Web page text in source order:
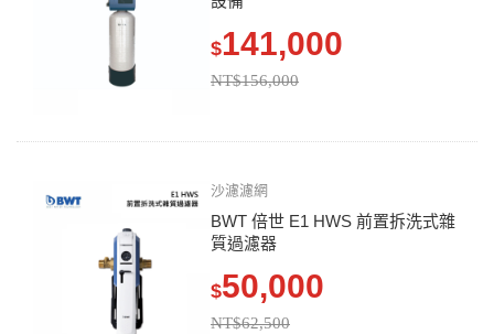
$141,000
NT$156,000
沙濾濾網
BWT 倍世 E1 HWS 前置拆洗式雜
質過濾器
$50,000
NT$62,500